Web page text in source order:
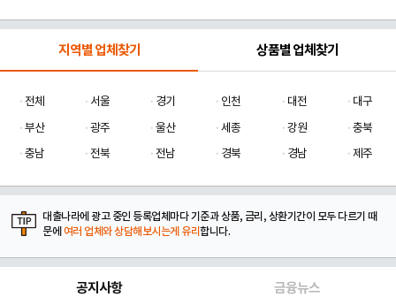
지역별 업체찾기 상품별 업체찾기
전체 서울 경기 인천 대전
대구
부산
광주 울산 세종 강원
충북
충남
전북 전남 경북 경남 제주
대출나라에 광고 중인 등록업체마다 기준과 상품, 금리, 상환기간이 모두 다르기 때
문에 여러 업체와 상담해보시는게 유리합니다.
공지사항 금융뉴스